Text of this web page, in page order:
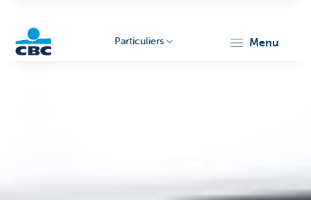
Particuliers menu